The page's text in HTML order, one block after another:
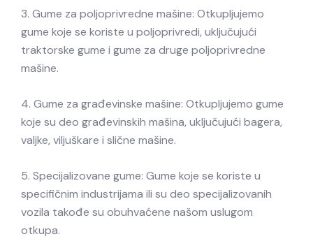
3. Gume za poljoprivredne mašine: Otkupljujemo
gume koje se koriste u poljoprivredi, uključujući
traktorske gume i gume za druge poljoprivredne
mašine.
4. Gume za građevinske mašine: Otkupljujemo gume
koje su deo građevinskih mašina, uključujući bagera,
valjke, viljuškare i slične mašine.
5. Specijalizovane gume: Gume koje se koriste u
specifičnim industrijama ili su deo specijalizovanih
vozila takođe su obuhvaćene našom uslugom
otkupa.